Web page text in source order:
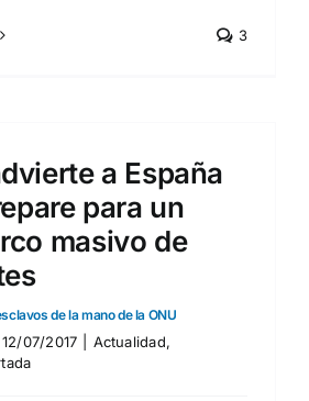
3
a España
para un
masivo de
de la mano de la ONU
12/07/2017 Actualidad,